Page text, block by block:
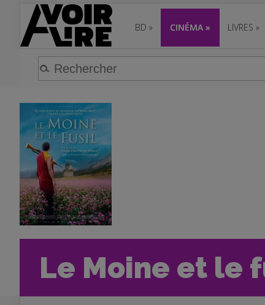
BD » CINÉMA » LIVRES »
Le Moine et le